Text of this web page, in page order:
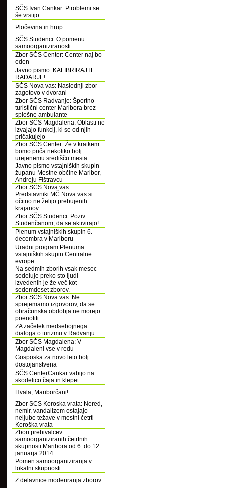
SČS Ivan Cankar: Ptroblemi se
še vrstijo
Pločevina in hrup
SČS Studenci: O pomenu
samoorganiziranosti
Zbor SČS Center: Center naj bo
eden
Javno pismo: KALIBRIRAJTE
RADARJE!
SČS Nova vas: Naslednji zbor
zagotovo v dvorani
Zbor SČS Radvanje: Športno-
turistični center Maribora brez
splošne ambulante
Zbor SČS Magdalena: Oblasti ne
izvajajo funkcij, ki se od njih
pričakujejo
Zbor SČS Center: Že v kratkem
bomo priča nekoliko bolj
urejenemu središču mesta
Javno pismo vstajniških skupin
županu Mestne občine Maribor,
Andreju Fištravcu
Zbor SČS Nova vas:
Predstavniki MČ Nova vas si
očitno ne želijo prebujenih
krajanov
Zbor SČS Studenci: Poziv
Studenčanom, da se aktivirajo!
Plenum vstajniških skupin 6.
decembra v Mariboru
Uradni program Plenuma
vstajniških skupin Centralne
evrope
Na sedmih zborih vsak mesec
sodeluje preko sto ljudi –
izvedenih je že več kot
sedemdeset zborov.
Zbor SČS Nova vas: Ne
sprejemamo izgovorov, da se
obračunska obdobja ne morejo
poenotiti
ZA začetek medsebojnega
dialoga o turizmu v Radvanju
Zbor SČS Magdalena: V
Magdaleni vse v redu
Gosposka za novo leto bolj
dostojanstvena
SČS CenterCankar vabijo na
skodelico čaja in klepet
Hvala, Mariborčani!
Zbor SCS Koroska vrata: Nered,
nemir, vandalizem ostajajo
neljube težave v mestni četrti
Koroška vrata
Zbori prebivalcev
samoorganiziranih četrtnih
skupnosti Maribora od 6. do 12.
januarja 2014
Pomen samoorganiziranja v
lokalni skupnosti
Z delavnice moderiranja zborov